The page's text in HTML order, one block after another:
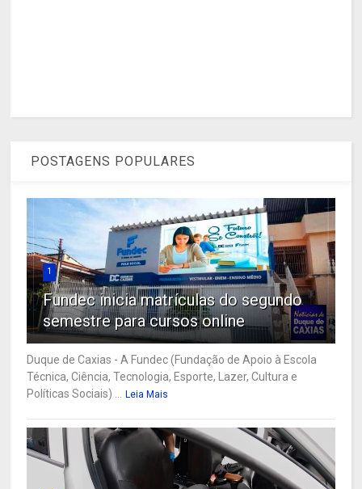
POSTAGENS POPULARES
1
Fundec inicia matrículas do segundo
semestre para cursos online
Duque de Caxias - A Fundec (Fundação de Apoio à Escola
Técnica, Ciência, Tecnologia, Esporte, Lazer, Cultura e
Políticas Sociais) ...
Leia Mais